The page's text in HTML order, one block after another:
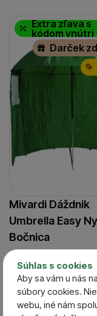
Súhlas s cookies
Aby sa vám u nás
súbory cookies.
webu, iné nám
Extra zľava s
kódom vnútri
Darček
Mivardi Dáždnik
Umbrella Easy
Bočnica
Extra zľava s
kódom vnútri